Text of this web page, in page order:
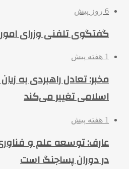
6 روز پیش
گفتگوی تلفنی وزرای امور
1 هفته پیش
مخبر: تعادل راهبردی به
اسلامی تغییر می‌کند
1 هفته پیش
عارف: توسعه علم و
در دوران پساجنگ است